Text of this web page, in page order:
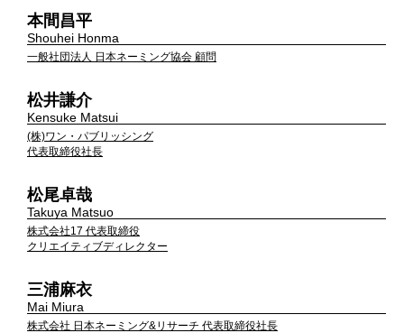
本間昌平
Shouhei Honma
一般社団法人 日本ネーミング協会 顧問
松井謙介
Kensuke Matsui
(株)ワン・パブリッシング
代表取締役社長
松尾卓哉
Takuya Matsuo
株式会社17 代表取締役
クリエイティブディレクター
三浦麻衣
Mai Miura
株式会社 日本ネーミング&リサーチ 代表取締役社長